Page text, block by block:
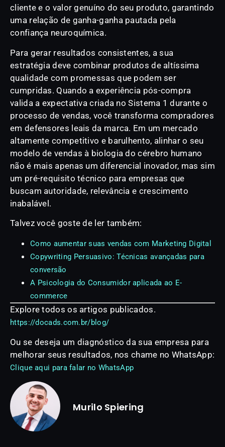
cliente e o valor genuíno do seu produto, garantindo
uma relação de ganha-ganha pautada pela
confiança neuroquímica.
Para gerar resultados consistentes, a sua
estratégia deve combinar produtos de altíssima
qualidade com promessas que podem ser
cumpridas. Quando a experiência pós-compra
valida a expectativa criada no Sistema 1 durante o
processo de vendas, você transforma compradores
em defensores leais da marca. Em um mercado
altamente competitivo e barulhento, alinhar o seu
modelo de vendas à biologia do cérebro humano
não é mais apenas um diferencial inovador, mas sim
um pré-requisito técnico para empresas que
buscam autoridade, relevância e crescimento
inabalável.
Talvez você goste de ler também:
Como aumentar suas vendas com Marketing Digital
Copywriting Persuasivo: Técnicas avançadas para
conversão
A Psicologia do Consumidor aplicada ao E-
commerce
Explore todos os artigos publicados.
https://docads.com.br/blog/
Ou se deseja um diagnóstico da sua empresa para
melhorar seus resultados, nos chame no WhatsApp:
Clique aqui para falar no WhatsApp
Murilo Spiering